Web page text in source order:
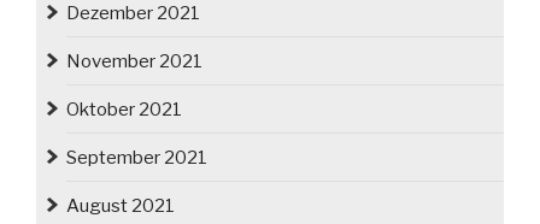
Dezember 2021
November 2021
Oktober 2021
September 2021
August 2021